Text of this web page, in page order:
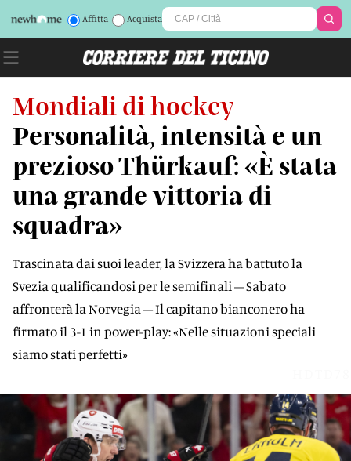
Affitta Acquista
Mondiali di hockey
Personalità, intensità e un
prezioso Thürkauf: «È stata
una grande vittoria di
squadra»
Trascinata dai suoi leader, la Svizzera ha battuto la
Svezia qualificandosi per le semifinali – Sabato
affronterà la Norvegia – Il capitano bianconero ha
firmato il 3-1 in power-play: «Nelle situazioni speciali
siamo stati perfetti»